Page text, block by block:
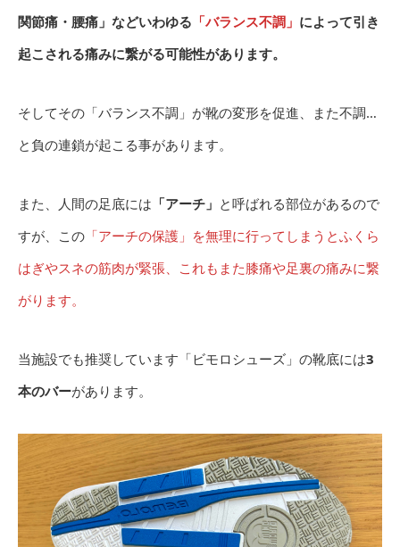
関節痛・腰痛」などいわゆる 「バランス不調」 によって引き
起こされる痛みに繋がる可能性があります。
そしてその「バランス不調」が靴の変形を促進、また不調…
と負の連鎖が起こる事があります。
また、人間の足底には 「アーチ」 と呼ばれる部位があるので
すが、この 「アーチの保護」を無理に行ってしまうとふくら
はぎやスネの筋肉が緊張、これもまた膝痛や足裏の痛みに繋
がります。
当施設でも推奨しています「ビモロシューズ」の靴底には3
本のバーがあります。